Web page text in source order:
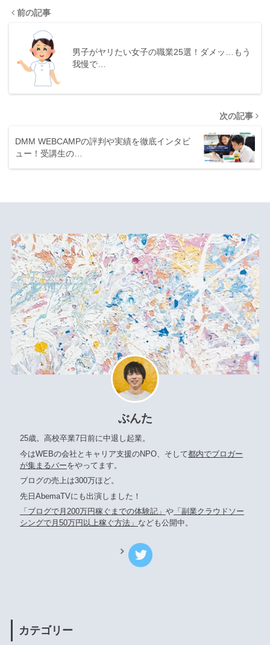
前の記事
男子がヤリたい女子の職業25選！ダメッ…もう
我慢で…
次の記事
DMM WEBCAMPの評判や実績を徹底インタビ
ュー！受講生の…
ぶんた
25歳。高校卒業7日前に中退し起業。
今はWEBの会社とキャリア支援のNPO、そして都内でブロガー
が集まるバーをやってます。
ブログの売上は300万ほど。
先日AbemaTVにも出演しました！
「ブログで月200万円稼ぐまでの体験記」 や「副業クラウドソー
シングで月50万円以上稼ぐ方法」 なども公開中。
カテゴリー